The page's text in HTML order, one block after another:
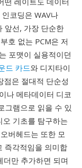
코딩은 WAV나
앞선, 가장 단순한
호 없는 PCM은 저
포맷이 실용적이던
드 카드와 디지타이
점은 절대적 단순성
나 메타데이터 디코
그램으로 읽을 수 있
기초를 탐구하는
버헤드는 또한 모
즉각적임을 의미합
만 추가하면 되며